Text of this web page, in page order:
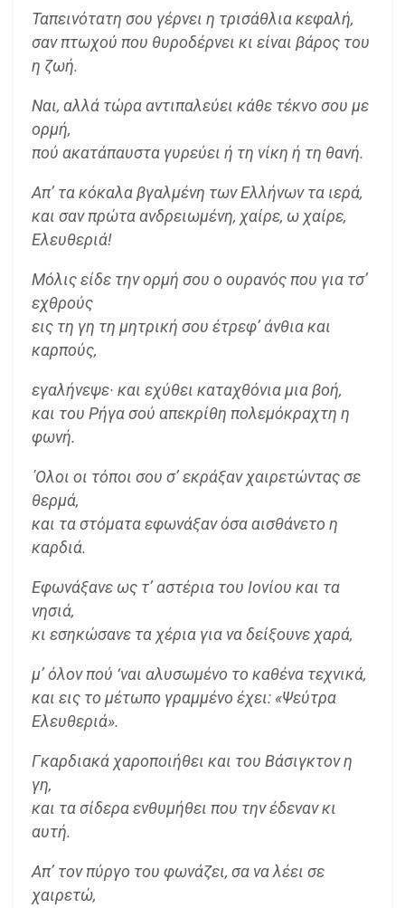
Ταπεινότατη σου γέρνει η τρισάθλια κεφαλή,
σαν πτωχού που θυροδέρνει κι είναι βάρος του
η ζωή.
Ναι, αλλά τώρα αντιπαλεύει κάθε τέκνο σου με
ορμή,
πού ακατάπαυστα γυρεύει ή τη νίκη ή τη θανή.
Απ’ τα κόκαλα βγαλμένη των Ελλήνων τα ιερά,
και σαν πρώτα ανδρειωμένη, χαίρε, ω χαίρε,
Ελευθεριά!
Μόλις είδε την ορμή σου ο ουρανός που για τσ’
εχθρούς
εις τη γη τη μητρική σου έτρεφ’ άνθια και
καρπούς,
εγαλήνεψε· και εχύθει καταχθόνια μια βοή,
και του Ρήγα σού απεκρίθη πολεμόκραχτη η
φωνή.
΄Ολοι οι τόποι σου σ’ εκράξαν χαιρετώντας σε
θερμά,
και τα στόματα εφωνάξαν όσα αισθάνετο η
καρδιά.
Εφωνάξανε ως τ’ αστέρια του Ιονίου και τα
νησιά,
κι εσηκώσανε τα χέρια για να δείξουνε χαρά,
μ’ όλον πού ‘ναι αλυσωμένο το καθένα τεχνικά,
και εις το μέτωπο γραμμένο έχει: «Ψεύτρα
Ελευθεριά».
Γκαρδιακά χαροποιήθει και του Βάσιγκτον η
γη,
και τα σίδερα ενθυμήθει που την έδεναν κι
αυτή.
Απ’ τον πύργο του φωνάζει, σα να λέει σε
χαιρετώ,